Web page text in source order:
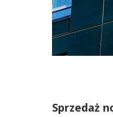
Sprzedaż